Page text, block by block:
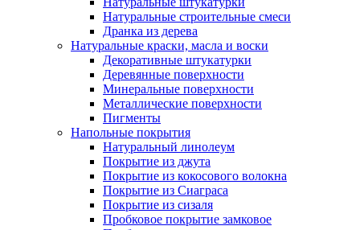
Натуральные строительные смеси
Дранка из дерева
Натуральные краски, масла и воски
Декоративные штукатурки
Деревянные поверхности
Минеральные поверхности
Металлические поверхности
Пигменты
Напольные покрытия
Натуральный линолеум
Покрытие из джута
Покрытие из кокосового волокна
Покрытие из Сиаграса
Покрытие из сизаля
Пробковое покрытие замковое